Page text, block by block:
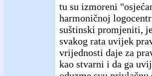
tu su izmoreni
harmoničnoj
suštinski promjeniti,
svakog rata uvijek
vrijednosti daje za
kao stvarni i da ga